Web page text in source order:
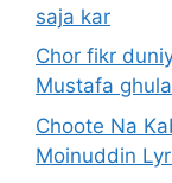
saja kar
Chor fikr
Mustafa
Choote Na
Moinuddin